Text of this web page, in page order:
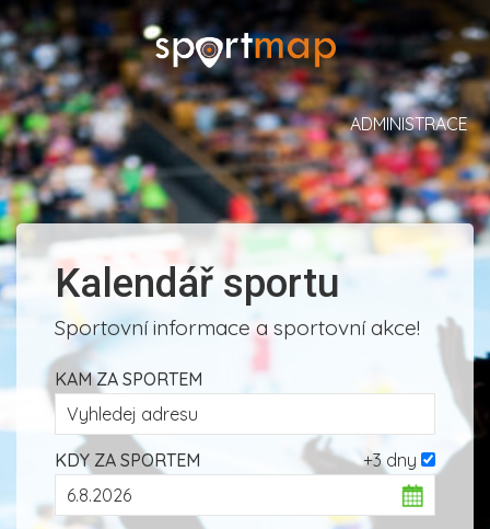
ADMINISTRACE
Kalendář sportu
Sportovní informace a sportovní akce!
KAM ZA SPORTEM
+3 dny
KDY ZA SPORTEM